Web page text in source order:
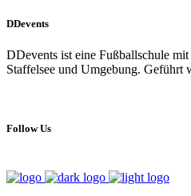
DDevents
DDevents ist eine Fußballschule
Staffelsee und Umgebung. Geführt
Follow Us